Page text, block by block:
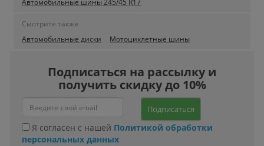
Автомобильные шины 245/45 R17
Смотрите также
Автомобильные диски
Мотоциклетные шины
Подписаться на рассылку и
получить скидку до 10%
Подписаться
Я согласен с нашей Политикой обработки
персональных данных